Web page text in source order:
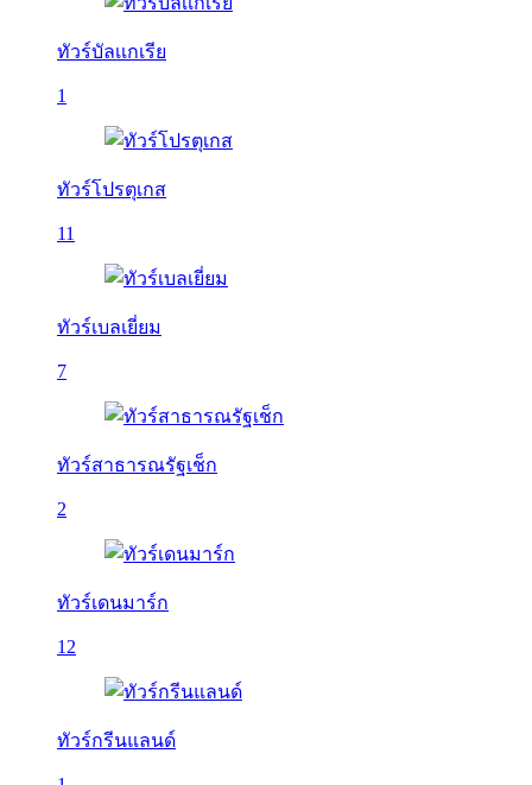
ทัวร์บัลเเกเรีย
1
ทัวร์โปรตุเกส
11
ทัวร์เบลเยี่ยม
7
ทัวร์สาธารณรัฐเช็ก
2
ทัวร์เดนมาร์ก
12
ทัวร์กรีนแลนด์